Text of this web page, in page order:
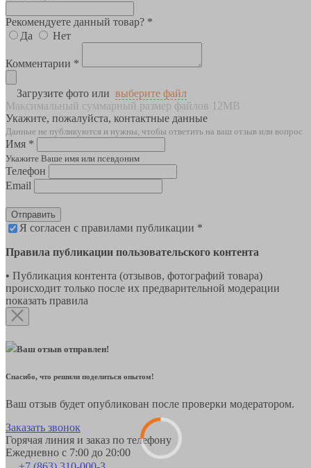
Рекомендуете данный товар? *
Да
Нет
Комментарии *
Загрузите фото или выберите файл
Максимальный суммарный размер файлов 12MB
Укажите, пожалуйста, контактные данные
Данные не публикуются и нужны, чтобы ответить на ваш отзыв или вопрос
Имя *
Укажите Ваше имя или псевдоним
Телефон
Email
Отправить
Я согласен с правилами публикации *
Правила публикации пользовательского контента
• Публикация контента (отзывов, фотографий товара)
происходит только после их предварительной модерации
показать правила
Ваш отзыв отправлен!
Спасибо, что решили поделиться опытом!
Ваш отзыв будет опубликован после проверки модератором.
Заказать звонок
Горячая линия и заказ по телефону
Ежедневно с 7:00 до 20:00